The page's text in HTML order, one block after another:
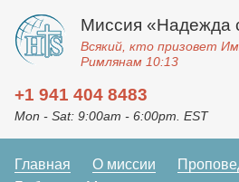
Миссия «Надежда
Всякий, кто призовет
Римлянам 10:13
+1 941 404 8483
Mon - Sat: 9:00am - 6:00pm. EST
Главная О миссии